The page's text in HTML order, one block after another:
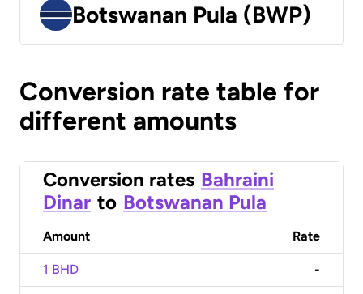
Botswanan Pula (BWP)
Conversion rate table for
different amounts
Conversion rates Bahraini
Dinar to Botswanan Pula
Amount Rate
1 BHD -